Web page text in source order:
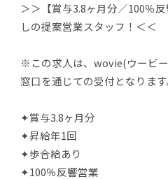
＞＞【賞与3.8ヶ月分／100％
しの提案営業スタッフ！＜＜
※この求人は、wovie(ウービ
窓口を通じての受付となります
✦賞与3.8ヶ月分
✦昇給年1回
✦歩合給あり
✦100％反響営業